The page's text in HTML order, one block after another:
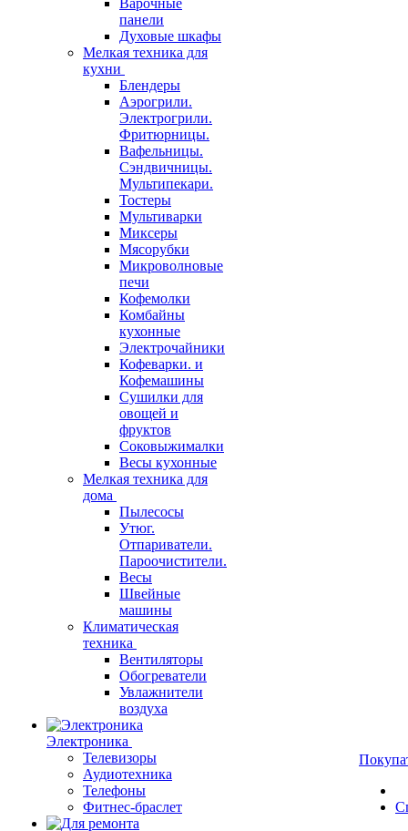
Варочные
панели
Духовые шкафы
Мелкая техника для
кухни
Блендеры
Аэрогрили.
Электрогрили.
Фритюрницы.
Вафельницы.
Сэндвичницы.
Мультипекари.
Тостеры
Мультиварки
Миксеры
Мясорубки
Микроволновые
печи
Кофемолки
Комбайны
кухонные
Электрочайники
Кофеварки. и
Кофемашины
Сушилки для
овощей и
фруктов
Соковыжималки
Весы кухонные
Мелкая техника для
дома
Пылесосы
Утюг.
Отпариватели.
Пароочистители.
Весы
Швейные
машины
Климатическая
техника
Вентиляторы
Обогреватели
Увлажнители
воздуха
Электроника
Телевизоры
Аудиотехника
Телефоны
Фитнес-браслет